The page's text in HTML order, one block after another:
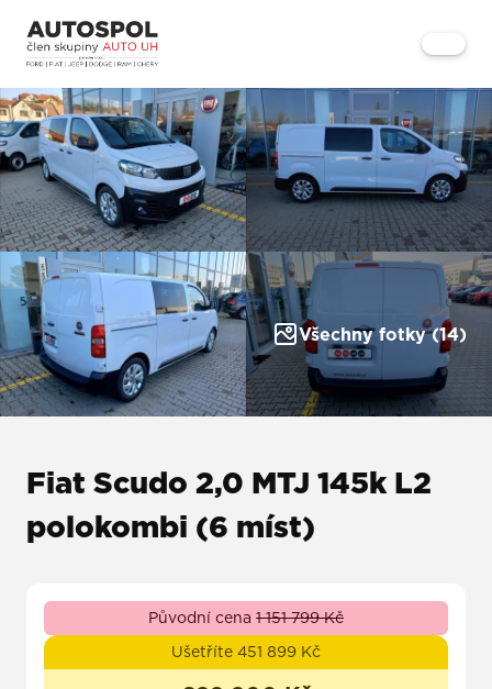
Všechny fotky (14)
Fiat Scudo 2,0 MTJ 145k L2
polokombi (6 míst)
Původní cena 1 151 799 Kč
Ušetříte 451 899 Kč